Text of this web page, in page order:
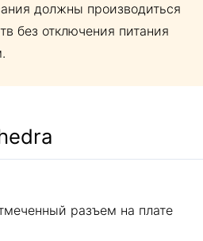
должны производиться
без отключения питания
разъем на плате